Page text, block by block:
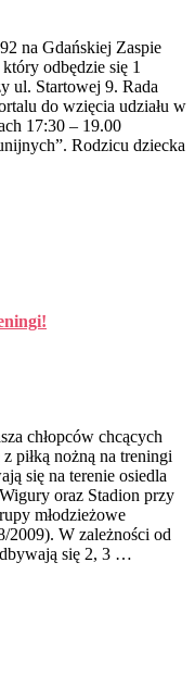
na Gdańskiej Zaspie
odbędzie się 1
ul. Startowej 9. Rada
do wzięcia udziału w
17:30 – 19.00
Rodzicu dziecka
chłopców chcących
piłką nożną na treningi
się na terenie osiedla
oraz Stadion przy
młodzieżowe
2009). W zależności od
się 2, 3 …